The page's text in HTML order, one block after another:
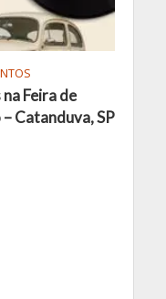
Feira de
Catanduva, SP